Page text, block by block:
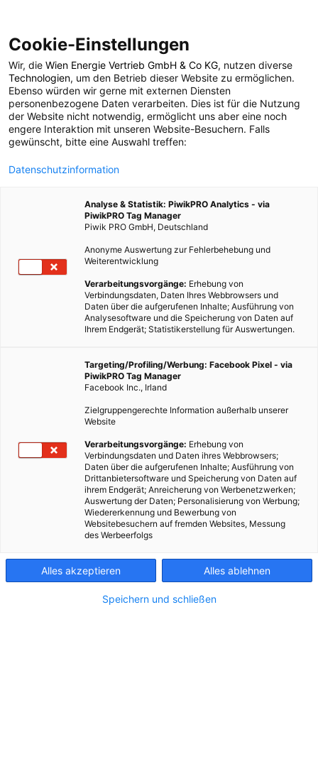
POSTS BY TAG
Transparenz
1 BEITRAG
ENERGIEPOLITIK
20. MAI 2012 VOLKER MARX
Jedes Gesellschaftssystem, insbesondere die Demokratien
Cookie-Einstellungen
Wir, die Wien Energie Vertrieb GmbH & Co KG, nutzen diverse
Technologien, um den Betrieb dieser Website zu ermöglichen.
Ebenso würden wir gerne mit externen Diensten
personenbezogene Daten verarbeiten. Dies ist für die Nutzung
der Website nicht notwendig, ermöglicht uns aber eine noch
engere Interaktion mit unseren Website-Besuchern. Falls
gewünscht, bitte eine Auswahl treffen:
Datenschutzinformation
Analyse & Statistik: PiwikPRO Analytics - via
PiwikPRO Tag Manager
Piwik PRO GmbH, Deutschland
Anonyme Auswertung zur Fehlerbehebung und
Weiterentwicklung
Verarbeitungsvorgänge: Erhebung von
Verbindungsdaten, Daten Ihres Webbrowsers und
Daten über die aufgerufenen Inhalte; Ausführung von
Analysesoftware und die Speicherung von Daten auf
Ihrem Endgerät; Statistikerstellung für Auswertungen.
Targeting/Profiling/Werbung: Facebook Pixel - via
PiwikPRO Tag Manager
Facebook Inc., Irland
Zielgruppengerechte Information außerhalb unserer
Website
Verarbeitungsvorgänge: Erhebung von
Verbindungsdaten und Daten ihres Webbrowsers;
Daten über die aufgerufenen Inhalte; Ausführung von
Drittanbietersoftware und Speicherung von Daten auf
ihrem Endgerät; Anreicherung von Werbenetzwerken;
Auswertung der Daten; Personalisierung von Werbung;
Wiedererkennung und Bewerbung von
Websitebesuchern auf fremden Websites, Messung
des Werbeerfolgs
Alles akzeptieren Alles ablehnen
Speichern und schließen